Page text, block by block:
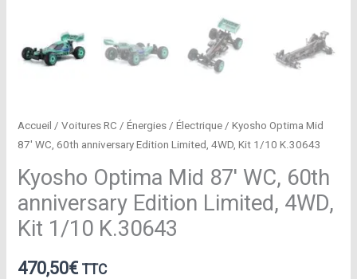
Accueil /Voitures RC /Énergies /Électrique / Kyosho Optima Mid
87′ WC, 60th anniversary Edition Limited, 4WD, Kit 1/10 K.30643
Kyosho Optima Mid 87′ WC, 60th
anniversary Edition Limited, 4WD,
Kit 1/10 K.30643
470,50€ TTC